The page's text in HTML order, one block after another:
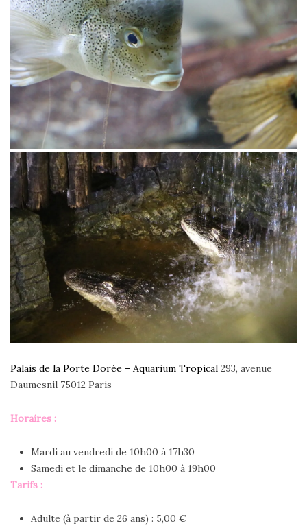
Palais de la Porte Dorée – Aquarium Tropical 293, avenue
Daumesnil 75012 Paris
Horaires :
Mardi au vendredi de 10h00 à 17h30
Samedi et le dimanche de 10h00 à 19h00
Tarifs :
Adulte (à partir de 26 ans) : 5,00 €